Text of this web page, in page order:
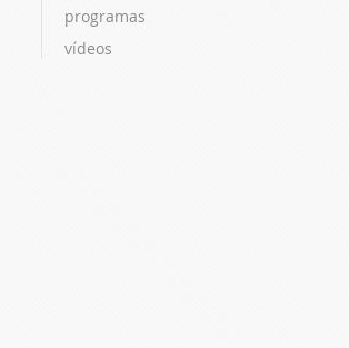
programas
vídeos